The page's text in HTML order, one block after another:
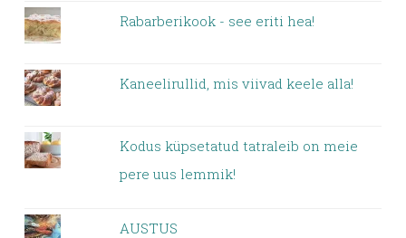
Rabarberikook - see eriti hea!
Kaneelirullid, mis viivad keele alla!
Kodus küpsetatud tatraleib on meie
pere uus lemmik!
AUSTUS